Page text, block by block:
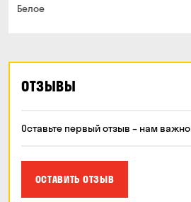
Белое
ОТЗЫВЫ
Оставьте первый отзыв – нам
ОСТАВИТЬ ОТЗЫВ